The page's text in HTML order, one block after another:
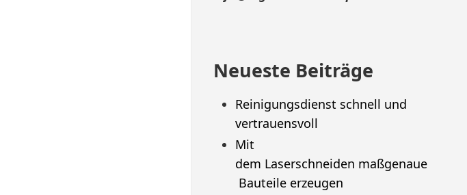
Neueste Beiträge
Reinigungsdienst schnell und
vertrauensvoll
Mit
dem Laserschneiden maßgenaue
Bauteile erzeugen